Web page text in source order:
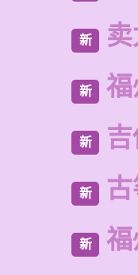
新
新
新
新
新